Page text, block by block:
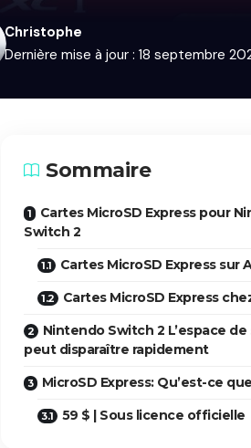
Dernière mise à jour : 18 septembre
Christophe
Sommaire
Cartes MicroSD Express pour
Switch 2
Cartes MicroSD Express sur
Cartes MicroSD Express
Nintendo Switch 2 L’espace
peut disparaître rapidement
MicroSD Express: Qu’est-ce
59 $ | Sous licence officielle